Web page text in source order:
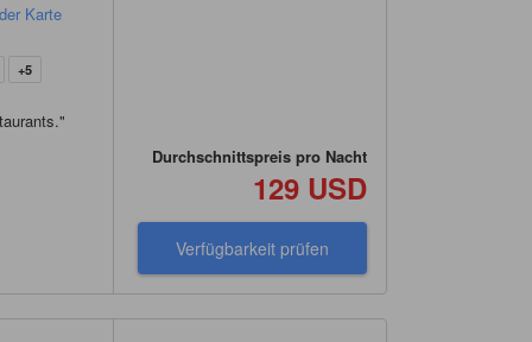
Karte
+5
"
Durchschnittspreis pro Nacht
129 USD
Verfügbarkeit prüfen